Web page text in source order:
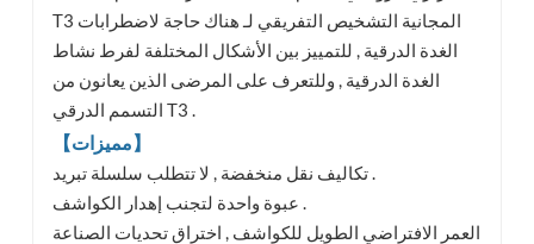
T3 المجانية التشخيص التفريقي لـ هناك حاجة لاضطرابات
الغدة الدرقية , للتمييز بين الأشكال المختلفة لفرط نشاط
الغدة الدرقية , وللتعرف على المرضى الذين يعانون من
التسمم الدرقي T3 .
【مميزات】
تكاليف نقل منخفضة , لا تتطلب سلسلة تبريد .
العمر الافتراضي الطويل للكواشف , اختراق تحديات الصناعة